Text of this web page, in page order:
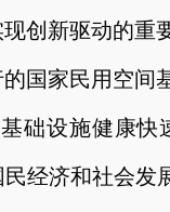
创新驱动的重
国家民用空间
础设施健康
经济和社会